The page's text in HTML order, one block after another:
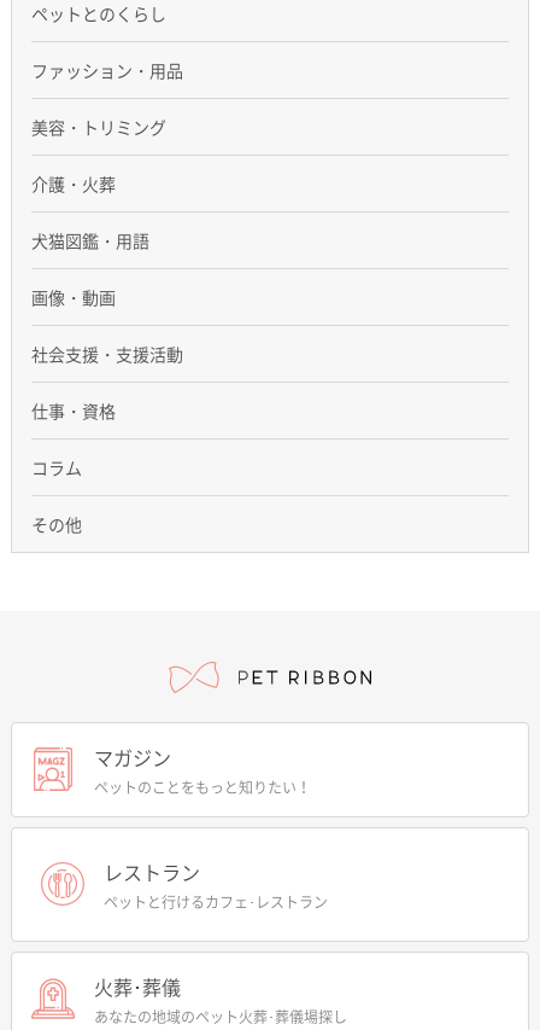
ペットとのくらし
ファッション・用品
美容・トリミング
介護・火葬
犬猫図鑑・用語
画像・動画
社会支援・支援活動
仕事・資格
コラム
その他
マガジン
ペットのことをもっと知りたい！
レストラン
ペットと行けるカフェ･レストラン
火葬･葬儀
あなたの地域のペット火葬･葬儀場探し